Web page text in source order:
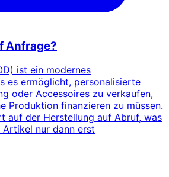
Anfrage?
ist ein modernes
es ermöglicht, personalisierte
oder Accessoires zu verkaufen,
Produktion finanzieren zu müssen.
auf der Herstellung auf Abruf, was
nur dann erst